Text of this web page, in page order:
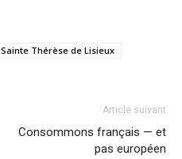
Sainte Thérèse de Lisieux
Article suivant
Consommons français — et
pas européen